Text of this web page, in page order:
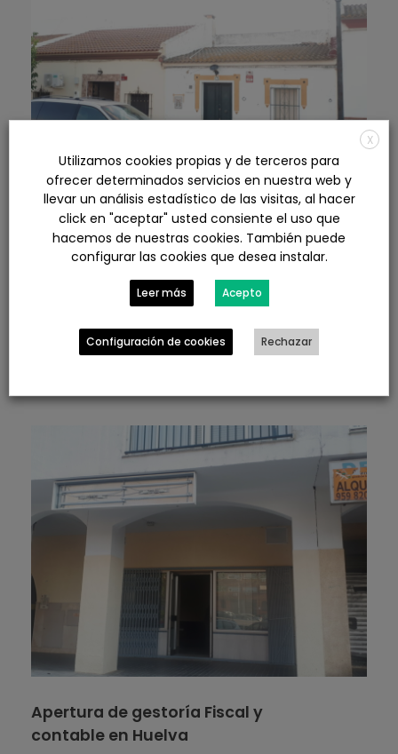
Proyecto básico de vivienda en
Manzanilla
Apertura de gestoría Fiscal y
contable en Huelva
X
Utilizamos cookies propias y de terceros para
ofrecer determinados servicios en nuestra web y
llevar un análisis estadístico de las visitas, al hacer
click en "aceptar" usted consiente el uso que
hacemos de nuestras cookies. También puede
configurar las cookies que desea instalar.
Leer más Acepto
Configuración de cookies Rechazar